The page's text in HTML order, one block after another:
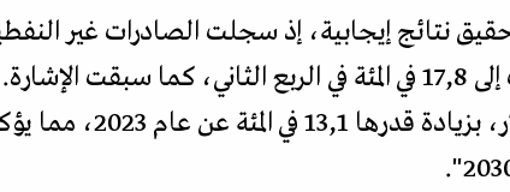
بلغت قيمة هذه الصادرات نحو 82 مليار